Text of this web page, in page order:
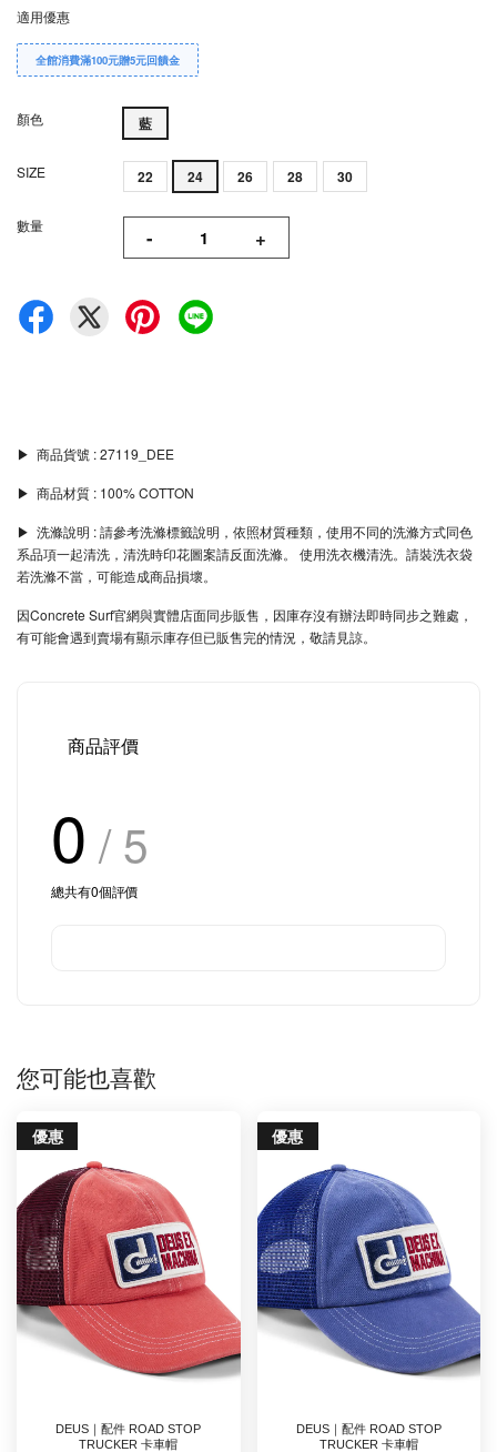
適用優惠
全館消費滿100元贈5元回饋金
顏色 藍
SIZE 22 24 26 28 30
數量 - +
▶︎ 商品貨號 : 27119_DEE
▶︎ 商品材質 : 100% COTTON
▶︎ 洗滌說明 : 請參考洗滌標籤說明，依照材質種類，使用不同的洗滌方式同色
系品項一起清洗，清洗時印花圖案請反面洗滌。 使用洗衣機清洗。請裝洗衣袋
若洗滌不當，可能造成商品損壞。
因Concrete Surf官網與實體店面同步販售，因庫存沒有辦法即時同步之難處，
有可能會遇到賣場有顯示庫存但已販售完的情況，敬請見諒。
商品評價
0 / 5
總共有0個評價
您可能也喜歡
優惠
DEUS｜配件 ROAD STOP
TRUCKER 卡車帽
優惠
DEUS｜配件 ROAD STOP
TRUCKER 卡車帽